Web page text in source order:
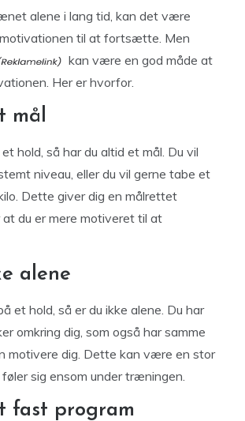
alene i lang tid, kan det være
til at fortsætte. Men
kan være en god måde at
Her er hvorfor.
mål
hold, så har du altid et mål. Du vil
niveau, eller du vil gerne tabe et
Dette giver dig en målrettet
du er mere motiveret til at
alene
et hold, så er du ikke alene. Du har
omkring dig, som også har samme
motivere dig. Dette kan være en stor
sig ensom under træningen.
fast program